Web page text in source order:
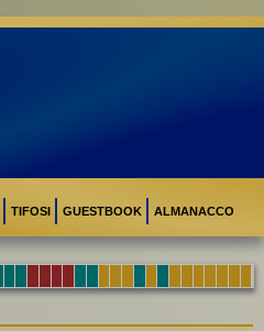
TIFOSI GUESTBOOK ALMANACCO